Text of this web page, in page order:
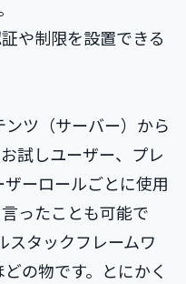
や制限を設置できる
ツ（サーバー）から
試しユーザー、プレ
ーロールごとに使用
ったことも可能で
スタックフレームワ
の物です。とにかく